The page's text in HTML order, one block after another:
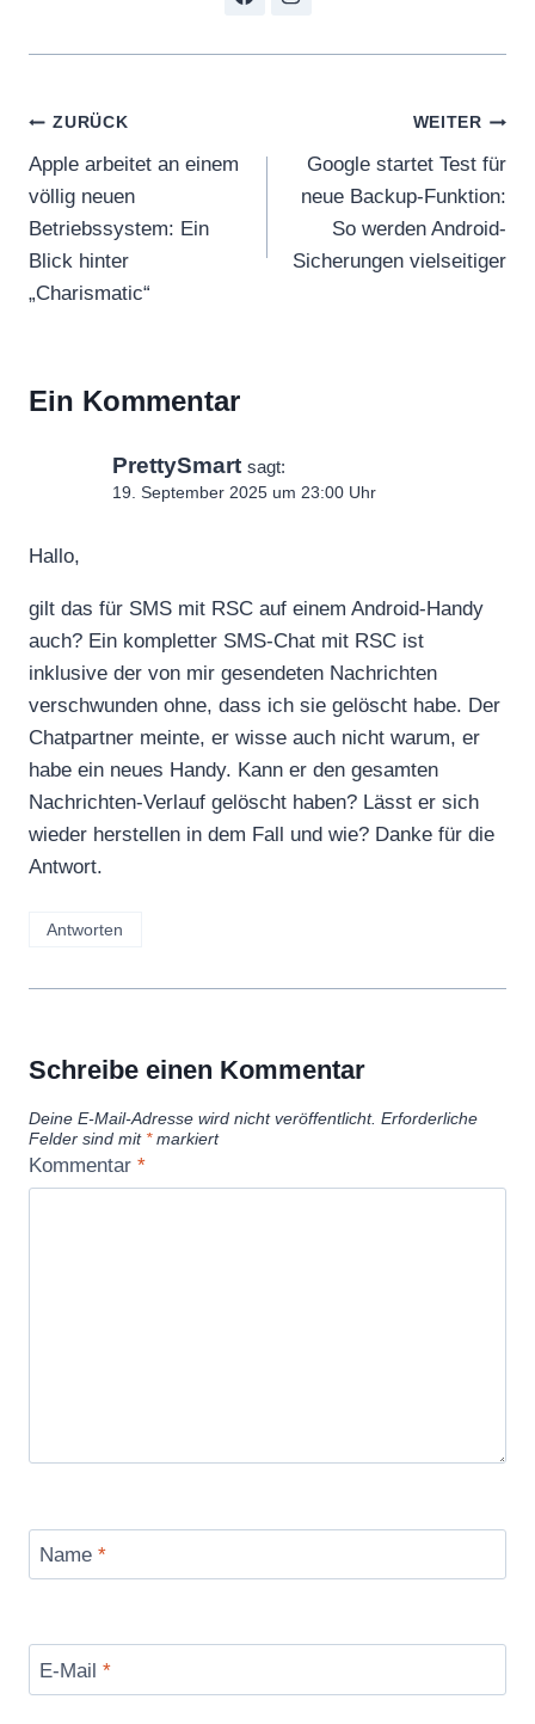
Beitragsnavigation
ZURÜCK
Apple arbeitet an einem
völlig neuen
Betriebssystem: Ein
Blick hinter
„Charismatic“
WEITER
Google startet Test für
neue Backup-Funktion:
So werden Android-
Sicherungen vielseitiger
Ein Kommentar
PrettySmart sagt:
19. September 2025 um 23:00 Uhr
Hallo,
gilt das für SMS mit RSC auf einem Android-Handy
auch? Ein kompletter SMS-Chat mit RSC ist
inklusive der von mir gesendeten Nachrichten
verschwunden ohne, dass ich sie gelöscht habe. Der
Chatpartner meinte, er wisse auch nicht warum, er
habe ein neues Handy. Kann er den gesamten
Nachrichten-Verlauf gelöscht haben? Lässt er sich
wieder herstellen in dem Fall und wie? Danke für die
Antwort.
Antworten
Schreibe einen Kommentar
Deine E-Mail-Adresse wird nicht veröffentlicht. Erforderliche
Felder sind mit *markiert
Kommentar *
Name *
E-Mail *